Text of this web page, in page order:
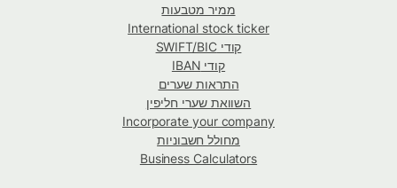
ממיר מטבעות
International stock ticker
קודי SWIFT/BIC
קודי IBAN
התראות שערים
השוואת שערי חליפין
Incorporate your company
מחולל חשבוניות
Business Calculators